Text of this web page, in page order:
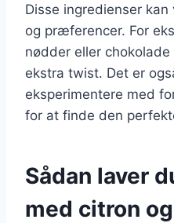
Disse ingredienser
og præferencer. For
nødder eller
ekstra twist. Det er
eksperimentere med
for at finde den
Sådan laver
med citron